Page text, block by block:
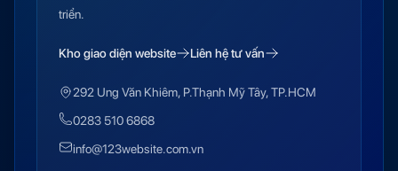
triển.
Kho giao diện website Liên hệ tư vấn
292 Ung Văn Khiêm, P.Thạnh Mỹ Tây, TP.HCM
0283 510 6868
info@123website.com.vn